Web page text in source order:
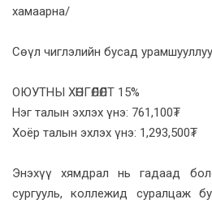
хамаарна/
Сөүл чиглэлийн бусад
ОЮУТНЫ ХӨНГӨЛӨЛТ 15%
Нэг талын эхлэх үнэ: 761,100₮
Хоёр талын эхлэх үнэ: 1,293,500₮
Энэхүү хямдрал нь гадаад
сургууль, коллежид суралцаж